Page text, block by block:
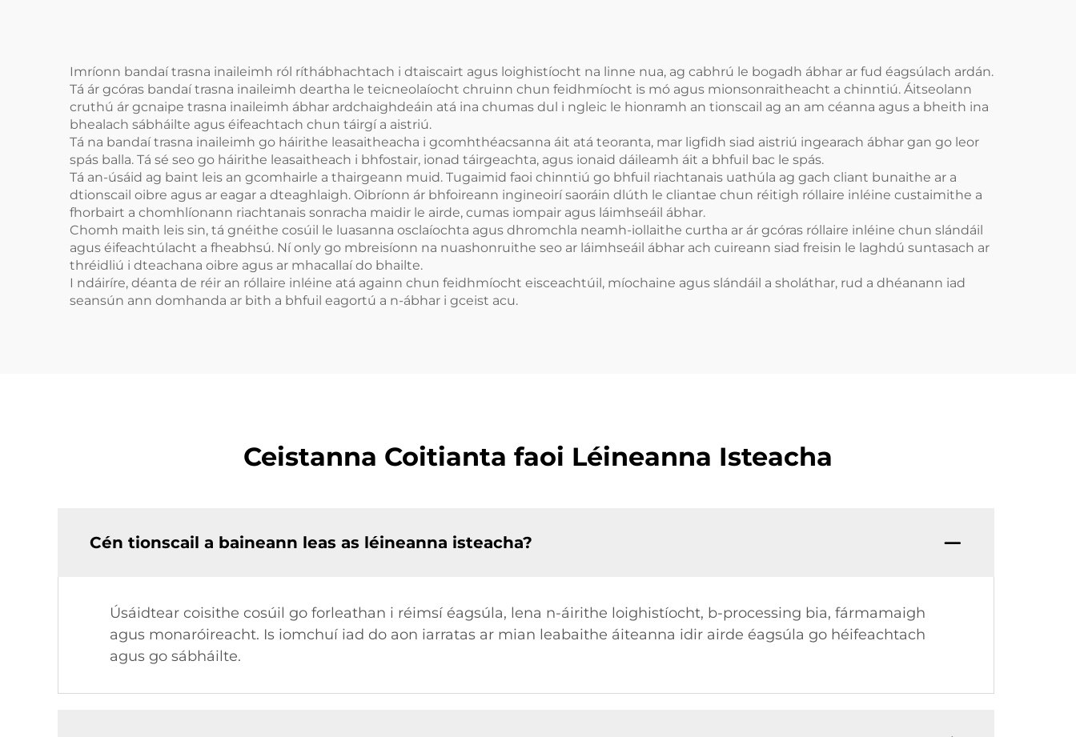
Imríonn bandaí trasna inaileimh ról ríthábhachtach i dtaiscairt agus loighistíocht na linne nua, ag cabhrú le bogadh ábhar ar fud éagsúlach ardán.
Tá ár gcóras bandaí trasna inaileimh deartha le teicneolaíocht chruinn chun feidhmíocht is mó agus mionsonraitheacht a chinntiú. Áitseolann
cruthú ár gcnaipe trasna inaileimh ábhar ardchaighdeáin atá ina chumas dul i ngleic le hionramh an tionscail ag an am céanna agus a bheith ina
bhealach sábháilte agus éifeachtach chun táirgí a aistriú.
Tá na bandaí trasna inaileimh go háirithe leasaitheacha i gcomhthéacsanna áit atá teoranta, mar ligfidh siad aistriú ingearach ábhar gan go leor
spás balla. Tá sé seo go háirithe leasaitheach i bhfostair, ionad táirgeachta, agus ionaid dáileamh áit a bhfuil bac le spás.
Tá an-úsáid ag baint leis an gcomhairle a thairgeann muid. Tugaimid faoi chinntiú go bhfuil riachtanais uathúla ag gach cliant bunaithe ar a
dtionscail oibre agus ar eagar a dteaghlaigh. Oibríonn ár bhfoireann ingineoirí saoráin dlúth le cliantae chun réitigh róllaire inléine custaimithe a
fhorbairt a chomhlíonann riachtanais sonracha maidir le airde, cumas iompair agus láimhseáil ábhar.
Chomh maith leis sin, tá gnéithe cosúil le luasanna osclaíochta agus dhromchla neamh-iollaithe curtha ar ár gcóras róllaire inléine chun slándáil
agus éifeachtúlacht a fheabhsú. Ní only go mbreisíonn na nuashonruithe seo ar láimhseáil ábhar ach cuireann siad freisin le laghdú suntasach ar
thréidliú i dteachana oibre agus ar mhacallaí do bhailte.
I ndáiríre, déanta de réir an róllaire inléine atá againn chun feidhmíocht eisceachtúil, míochaine agus slándáil a sholáthar, rud a dhéanann iad
seansún ann domhanda ar bith a bhfuil eagortú a n-ábhar i gceist acu.
Ceistanna Coitianta faoi Léineanna Isteacha
Cén tionscail a baineann leas as léineanna isteacha?
Úsáidtear coisithe cosúil go forleathan i réimsí éagsúla, lena n-áirithe loighistíocht, b-processing bia, fármamaigh
agus monaróireacht. Is iomchuí iad do aon iarratas ar mian leabaithe áiteanna idir airde éagsúla go héifeachtach
agus go sábháilte.